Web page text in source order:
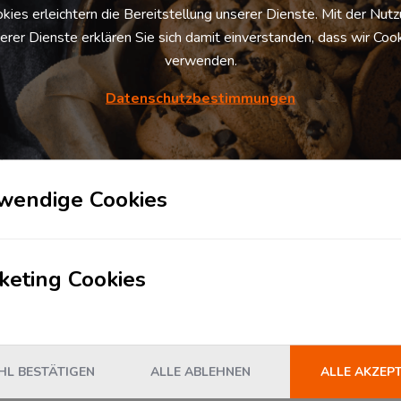
Logistikzentrum und dessen Logistik­
E-MAIL
erleichtern die Bereitstellung unserer Dienste. Mit der
Dienste erklären Sie sich damit einverstanden, dass wir
verwenden.
Datenschutzbestimmungen
Cookies
Cookies
BESTÄTIGEN ALLE ABLEHNEN ALLE